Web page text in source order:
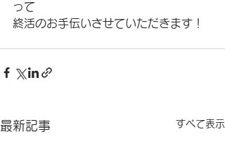
って
終活のお手伝いさせていただきます！
最新記事 すべて表示